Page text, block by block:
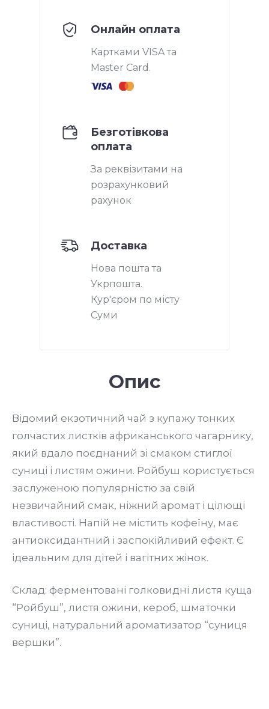
Онлайн оплата
Картками VISA та
Master Card.
Безготівкова
оплата
За реквізитами на
розрахунковий
рахунок
Доставка
Нова пошта та
Укрпошта.
Кур'єром по місту
Суми
Опис
Відомий екзотичний чай з купажу тонких
голчастих листків африканського чагарнику,
який вдало поєднаний зі смаком стиглої
суниці і листям ожини. Ройбуш користується
заслуженою популярністю за свій
незвичайний смак, ніжний аромат і цілющі
властивості. Напій не містить кофеїну, має
антиоксидантний і заспокійливий ефект. Є
ідеальним для дітей і вагітних жінок.
Склад: ферментовані голковидні листя куща
“Ройбуш”, листя ожини, кероб, шматочки
суниці, натуральний ароматизатор “суниця
вершки”.